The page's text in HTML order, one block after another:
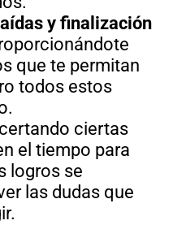
y finalización
que te permitan
todos estos
ciertas
el tiempo para
logros se
las dudas que